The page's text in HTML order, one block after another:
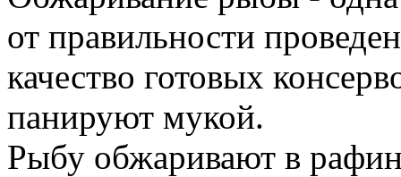
от правильности
качество готовых
панируют мукой.
Рыбу обжаривают в